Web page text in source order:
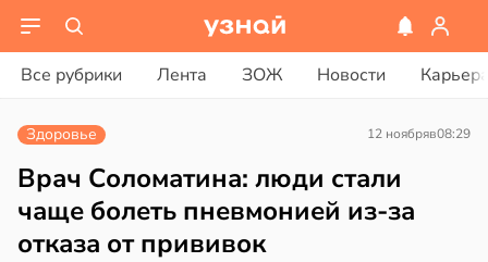
Все рубрики Лента ЗОЖ Новости
Здоровье 12 ноябряв08:29
Врач Соломатина: люди стали
чаще болеть пневмонией из-за
отказа от прививок